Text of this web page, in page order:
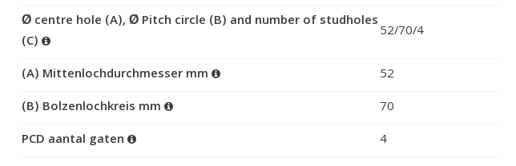
Ø centre hole (A), Ø Pitch circle (B) and number of studholes
(C)
52/70/4
(A) Mittenlochdurchmesser mm
52
(B) Bolzenlochkreis mm
70
PCD aantal gaten
4